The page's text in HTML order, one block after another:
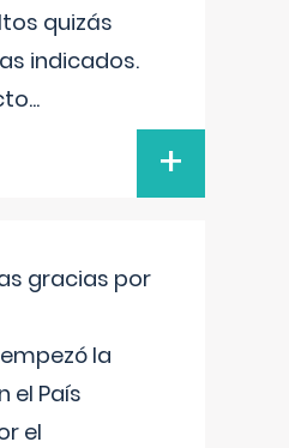
quizás
indicados.
...
+
gracias por
la
el País
el